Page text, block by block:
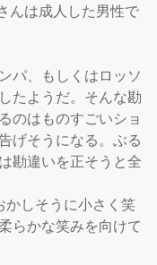
んは成人した男性で
パ、もしくはロッソ
たようだ。そんな勘
のはものすごいショ
げそうになる。ぶる
勘違いを正そうと全
しそうに小さく笑
らかな笑みを向けて